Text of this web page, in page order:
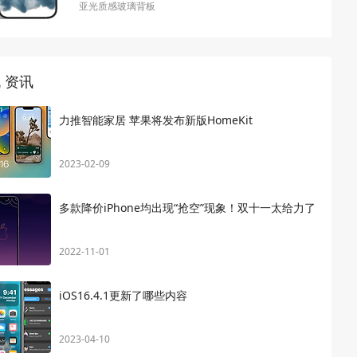
亚光质感玻璃背板
资讯
力推智能家居 苹果将发布新版HomeKit
2023-02-09
多款降价iPhone均出现“抢空”现象！双十一太给力了
2022-11-01
iOS16.4.1更新了哪些内容
2023-04-10